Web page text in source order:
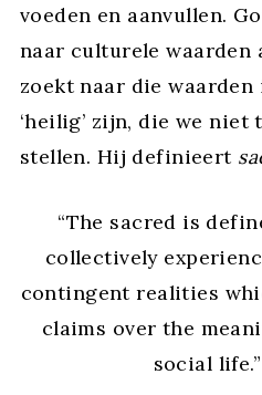
voeden en aanvullen.
naar culturele waarden
zoekt naar die
‘heilig’ zijn, die we
stellen. Hij definieert
“The sacred is
collectively
contingent realities
claims over the
social